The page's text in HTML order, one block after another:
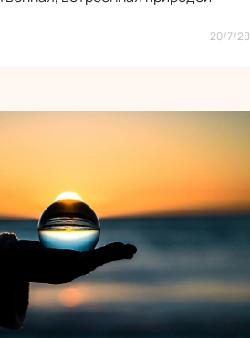
20/7/28